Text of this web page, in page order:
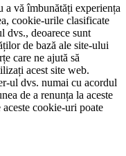
a vă îmbunătăți experiența
cookie-urile clasificate
dvs., deoarece sunt
de bază ale site-ului
care ne ajută să
acest site web.
ul dvs. numai cu acordul
de a renunța la aceste
cookie-uri poate